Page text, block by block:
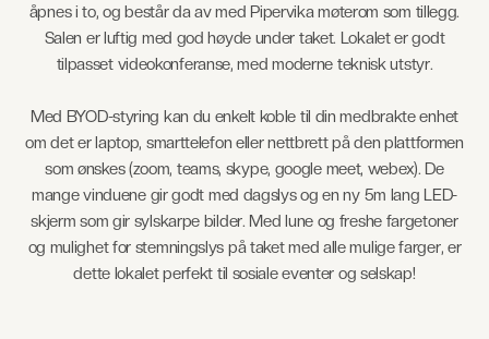
åpnes i to, og består da av med Pipervika møterom som tillegg.
Salen er luftig med god høyde under taket. Lokalet er godt
tilpasset videokonferanse, med moderne teknisk utstyr.
Med BYOD-styring kan du enkelt koble til din medbrakte enhet
om det er laptop, smarttelefon eller nettbrett på den plattformen
som ønskes (zoom, teams, skype, google meet, webex). De
mange vinduene gir godt med dagslys og en ny 5m lang LED-
skjerm som gir sylskarpe bilder. Med lune og freshe fargetoner
og mulighet for stemningslys på taket med alle mulige farger, er
dette lokalet perfekt til sosiale eventer og selskap!